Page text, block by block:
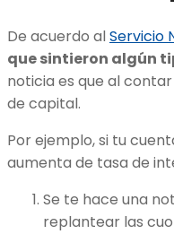
De acuerdo alServicio
que sintieron algún
noticia es que al
de capital.
Por ejemplo, si tu
aumenta de tasa de
Se te hace una
replantear las